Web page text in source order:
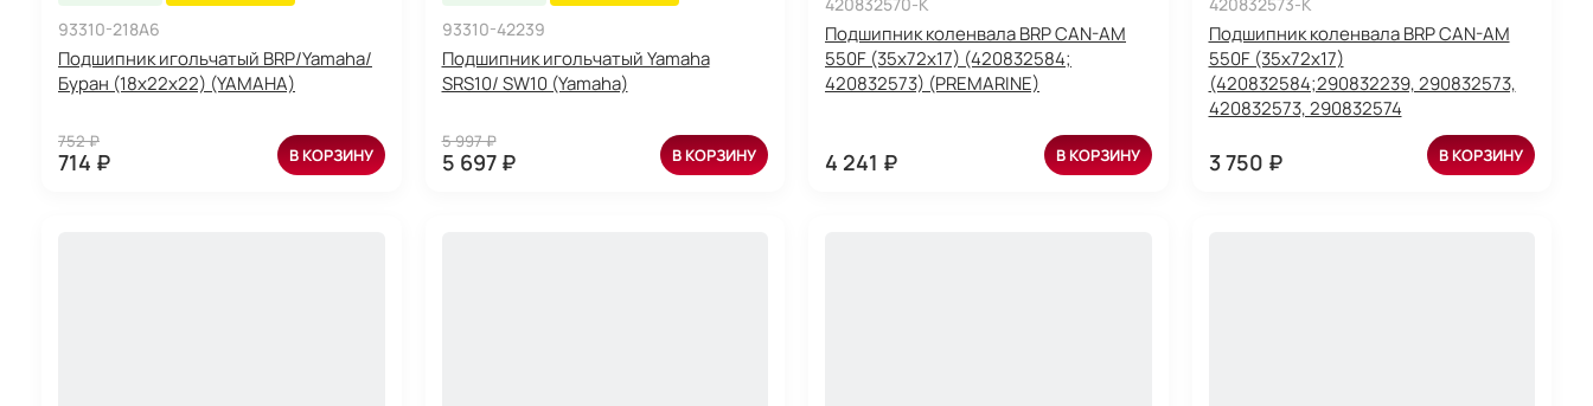
93310-218A6
Подшипник игольчатый BRP/Yamaha/
Буран (18x22x22) (YAMAHA)
752 ₽
714 ₽ В КОРЗИНУ
93310-42239
Подшипник игольчатый Yamaha
SRS10/ SW10 (Yamaha)
5 997 ₽
5 697 ₽ В КОРЗИНУ
Подшипник коленвала BRP CAN-AM
550F (35x72x17) (420832584;
420832573) (PREMARINE)
4 241 ₽ В КОРЗИНУ
Подшипник коленвала BRP CAN-AM
550F (35x72x17)
(420832584;290832239, 290832573,
420832573, 290832574
3 750 ₽ В КОРЗИНУ